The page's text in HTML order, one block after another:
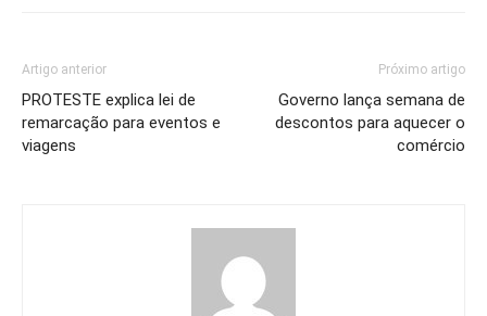
Artigo anterior
PROTESTE explica lei de
remarcação para eventos e
viagens
Próximo artigo
Governo lança semana de
descontos para aquecer o
comércio